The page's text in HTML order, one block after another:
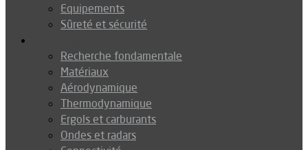
Equipements
Sûreté et sécurité
Recherche fondamentale
Matériaux
Aérodynamique
Thermodynamique
Ergols et carburants
Ondes et radars